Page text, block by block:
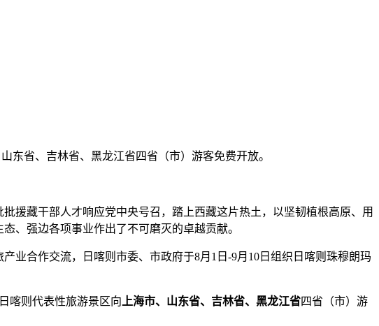
东省、吉林省、黑龙江省四省（市）游客免费开放。
藏干部人才响应党中央号召，踏上西藏这片热土，以坚韧植根高原、用
、强边各项事业作出了不可磨灭的卓越贡献。
合作交流，日喀则市委、市政府于8月1日-9月10日组织日喀则珠穆朗玛
喀则代表性旅游景区向上海市、山东省、吉林省、黑龙江省四省（市）游